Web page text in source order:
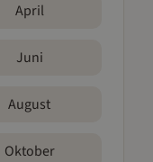
April
Juni
August
Oktober